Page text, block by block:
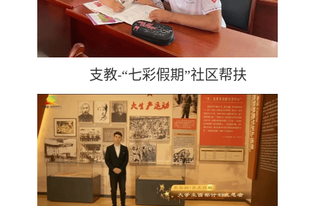
支教-“七彩假期”社区帮扶